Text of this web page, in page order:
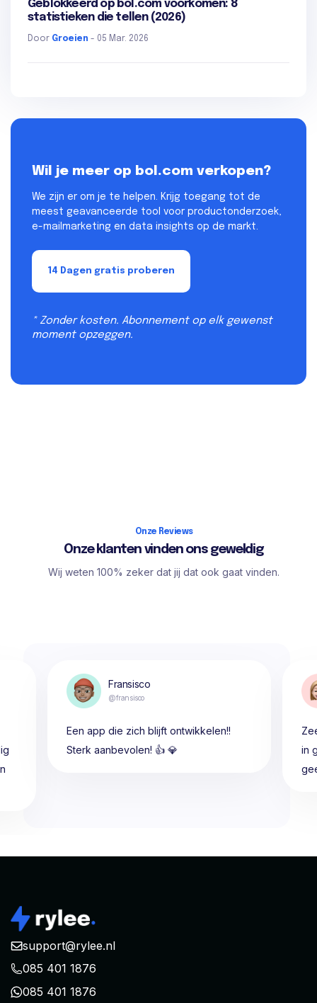
Geblokkeerd op bol.com voorkomen: 8
statistieken die tellen (2026)
Door Groeien - 05 Mar. 2026
Wil je meer op bol.com verkopen?
We zijn er om je te helpen. Krijg toegang tot de
meest geavanceerde tool voor productonderzoek,
e-mailmarketing en data insights op de markt.
14 Dagen gratis proberen
* Zonder kosten. Abonnement op elk gewenst
moment opzeggen.
Onze Reviews
Onze klanten vinden ons geweldig
Wij weten 100% zeker dat jij dat ook gaat vinden.
Fransisco
@fransisco
Een app die zich blijft ontwikkelen!!
Sterk aanbevolen! 👍 💎
in
support@rylee.nl
085 401 1876
085 401 1876